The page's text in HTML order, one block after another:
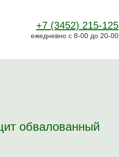
+7 (3452) 215-125
ежедневно с 8-00 до 20-00
обвалованный